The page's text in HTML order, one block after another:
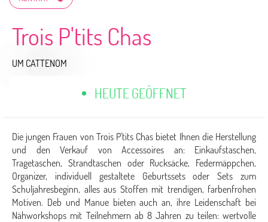
Trois P'tits Chas
UM CATTENOM
HEUTE GEÖFFNET
Die jungen Frauen von Trois P'tits Chas bietet Ihnen die Herstellung
und den Verkauf von Accessoires an: Einkaufstaschen,
Tragetaschen, Strandtaschen oder Rucksäcke, Federmäppchen,
Organizer, individuell gestaltete Geburtssets oder Sets zum
Schuljahresbeginn, alles aus Stoffen mit trendigen, farbenfrohen
Motiven. Deb und Manue bieten auch an, ihre Leidenschaft bei
Nähworkshops mit Teilnehmern ab 8 Jahren zu teilen: wertvolle